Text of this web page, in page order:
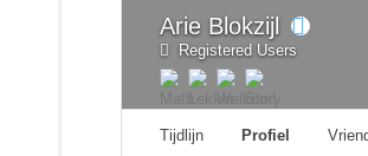
Arie Blokzijl
Registered Users
Tijdlijn Profiel